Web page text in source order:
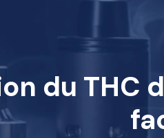
du THC